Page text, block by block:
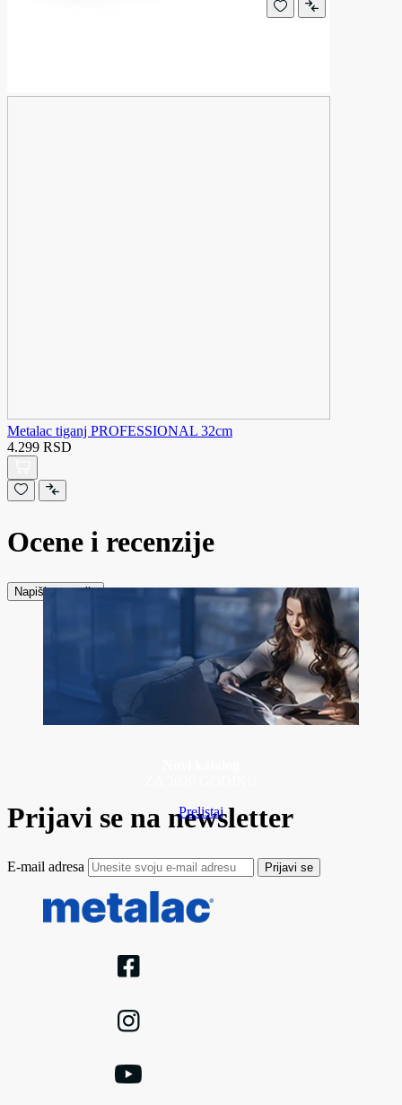
Metalac tiganj PROFESSIONAL 32cm
4.299 RSD
Ocene i recenzije
Napiši recenziju
Prelistaj
Prijavi se na newsletter
E-mail adresa Prijavi se